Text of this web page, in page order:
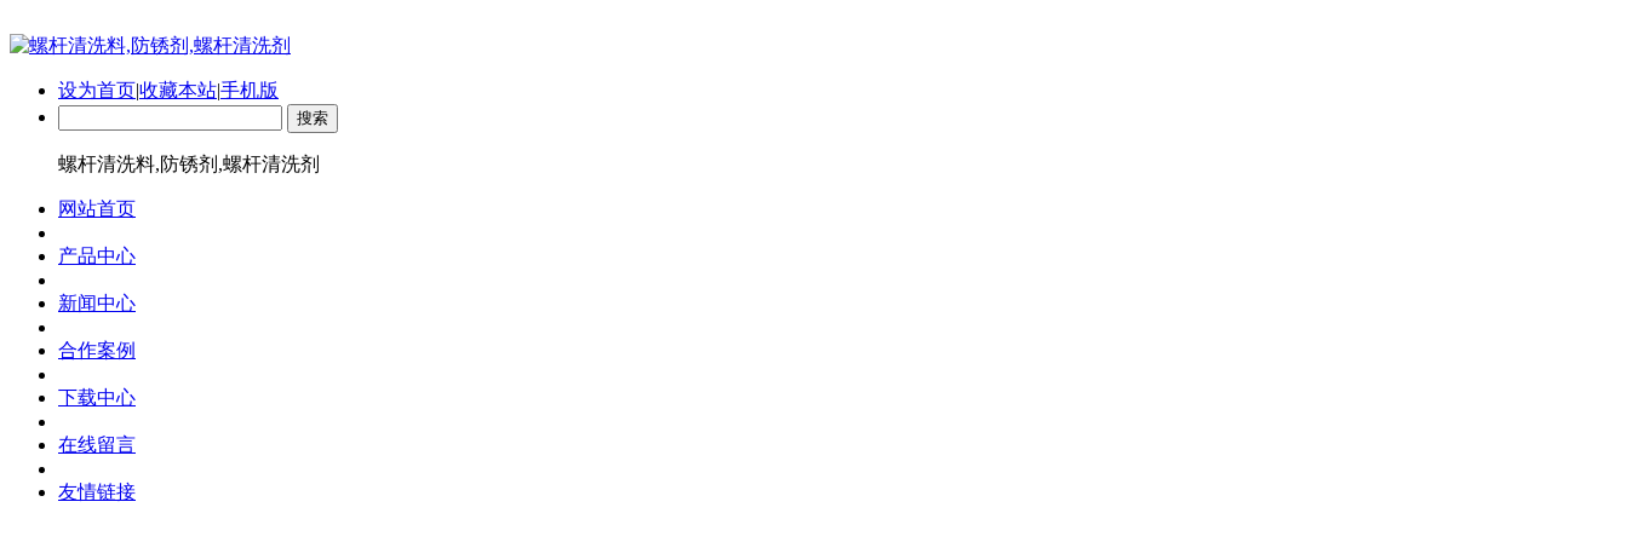
设为首页|收藏本站|手机版
螺杆清洗料,防锈剂,螺杆清洗剂
网站首页
产品中心
新闻中心
合作案例
下载中心
在线留言
友情链接